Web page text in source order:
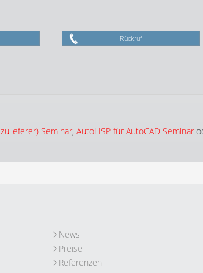
Rückruf
Seminar, AutoLISP für AutoCAD Seminar
News
Preise
Referenzen